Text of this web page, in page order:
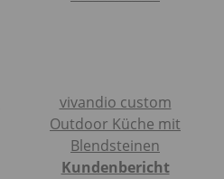
vivandio custom
Outdoor Küche mit
Blendsteinen
Kundenbericht